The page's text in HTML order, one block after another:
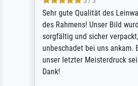
Sehr gute Qualität des
des Rahmens! Unser Bild
sorgfältig und sicher
unbeschadet bei uns ankam.
unser letzter Meisterdruck
Dank!